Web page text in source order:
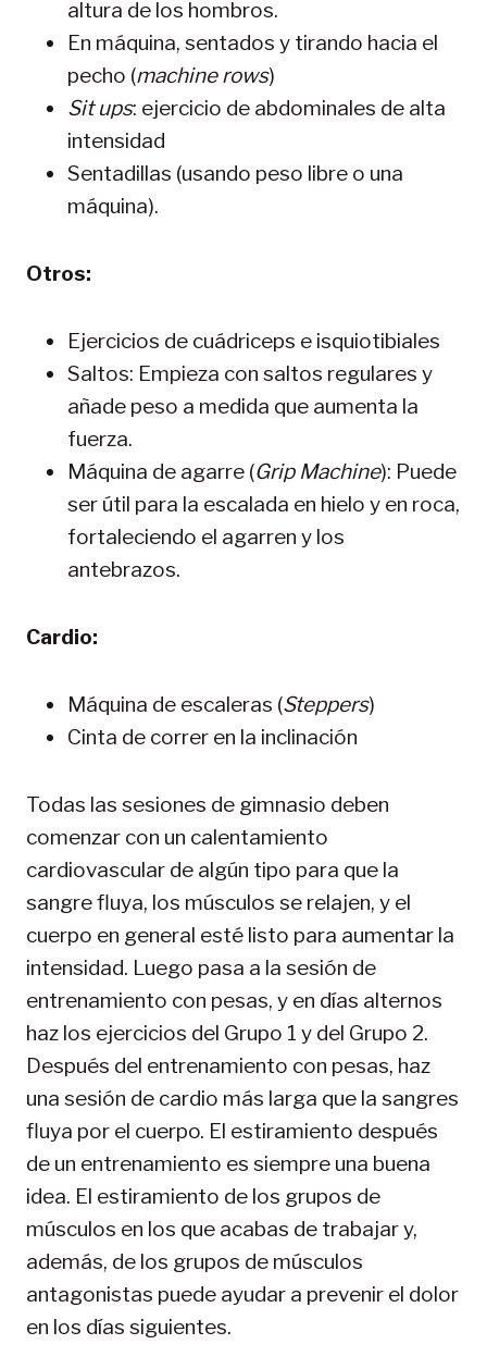
altura de los hombros.
En máquina, sentados y tirando hacia el
pecho (machine rows)
Sit ups: ejercicio de abdominales de alta
intensidad
Sentadillas (usando peso libre o una
máquina).
Otros:
Ejercicios de cuádriceps e isquiotibiales
Saltos: Empieza con saltos regulares y
añade peso a medida que aumenta la
fuerza.
Máquina de agarre (Grip Machine): Puede
ser útil para la escalada en hielo y en roca,
fortaleciendo el agarren y los
antebrazos.
Cardio:
Máquina de escaleras (Steppers)
Cinta de correr en la inclinación
Todas las sesiones de gimnasio deben
comenzar con un calentamiento
cardiovascular de algún tipo para que la
sangre fluya, los músculos se relajen, y el
cuerpo en general esté listo para aumentar la
intensidad. Luego pasa a la sesión de
entrenamiento con pesas, y en días alternos
haz los ejercicios del Grupo 1 y del Grupo 2.
Después del entrenamiento con pesas, haz
una sesión de cardio más larga que la sangres
fluya por el cuerpo. El estiramiento después
de un entrenamiento es siempre una buena
idea. El estiramiento de los grupos de
músculos en los que acabas de trabajar y,
además, de los grupos de músculos
antagonistas puede ayudar a prevenir el dolor
en los días siguientes.